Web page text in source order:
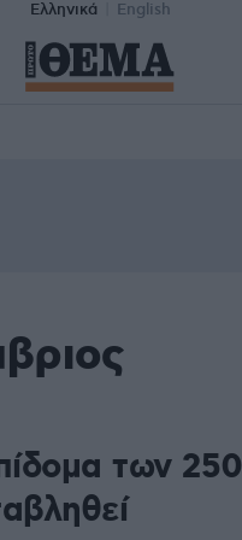
Ελληνικά English
των 250